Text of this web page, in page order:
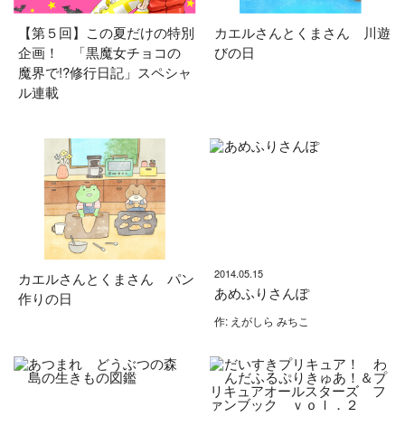
【第５回】この夏だけの特別
企画！ 「黒魔女チョコの
魔界で!?修行日記」スペシャ
ル連載
カエルさんとくまさん 川遊
びの日
カエルさんとくまさん パン
作りの日
2014.05.15
あめふりさんぽ
作: えがしら みちこ